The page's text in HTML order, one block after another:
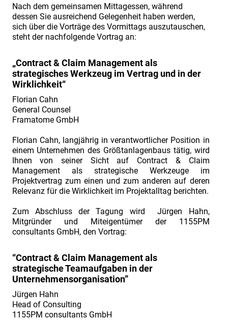
Nach dem gemeinsamen Mittagessen, während
dessen Sie ausreichend Gelegenheit haben werden,
sich über die Vorträge des Vormittags auszutauschen,
steht der nachfolgende Vortrag an:
„Contract & Claim Management als
strategisches Werkzeug im Vertrag und in der
Wirklichkeit“
Florian Cahn
General Counsel
Framatome GmbH
Florian Cahn, langjährig in verantwortlicher Position in
einem Unternehmen des Größtanlagenbaus tätig, wird
Ihnen von seiner Sicht auf Contract & Claim
Management als strategische Werkzeuge im
Projektvertrag zum einen und zum anderen auf deren
Relevanz für die Wirklichkeit im Projektalltag berichten.
Zum Abschluss der Tagung wird Jürgen Hahn,
Mitgründer und Miteigentümer der 1155PM
consultants GmbH, den Vortrag:
“Contract & Claim Managementals
strategische Teamaufgaben in der
Unternehmensorganisation”
Jürgen Hahn
Head of Consulting
1155PM consultants GmbH
Claim
Management“
am
03.07.2019".
Vorstellung
Fachreferent
Herr
Everhard
von
Groote
Fruehbucher-
zur
2.
„Industriefokus
2019:
Contract
&
Claim